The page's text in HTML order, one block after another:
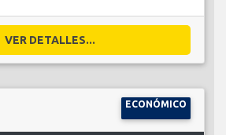
VER DETALLES...
ECONÓMICO